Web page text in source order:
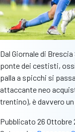
Dal Giornale di
ponte dei cestisti,
palla a spicchi si
attaccante neo
trentino), è davvero
Pubblicato 26 Ottobre